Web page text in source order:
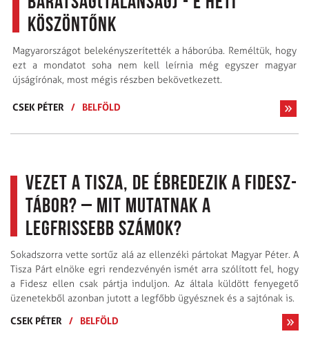
köszöntőnk
Magyarországot belekényszerítették a háborúba. Reméltük, hogy
ezt a mondatot soha nem kell leírnia még egyszer magyar
újságírónak, most mégis részben bekövetkezett.
CSEK PÉTER / BELFÖLD
Vezet a Tisza, de ébredezik a Fidesz-
tábor? – Mit mutatnak a
legfrissebb számok?
Sokadszorra vette sortűz alá az ellenzéki pártokat Magyar Péter. A
Tisza Párt elnöke egri rendezvényén ismét arra szólított fel, hogy
a Fidesz ellen csak pártja induljon. Az általa küldött fenyegető
üzenetekből azonban jutott a legfőbb ügyésznek és a sajtónak is.
CSEK PÉTER
/ BELFÖLD